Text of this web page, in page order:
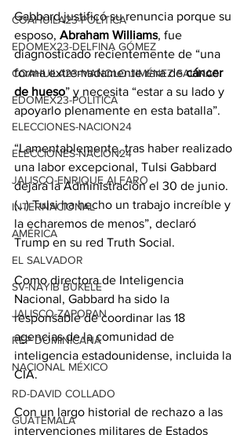
COAHUILA23-POLÍTICA
EDOMEX23-DELFINA GÓMEZ
COAHUILA23-MANOLO JIMÉNEZ SALINAS
EDOMEX23-POLÍTICA
ELECCIONES-NACION24
ELECCIONES-NACION24
JALISCO-ENRIQUE ALFARO
INTERNACIONAL
AMÉRICA
EL SALVADOR
SV-NAYIB BUKELE
JALISCO-ZAPOPAN
REP DOMINICANA
NACIONAL MÉXICO
RD-DAVID COLLADO
GUATEMALA
Gabbard justificó su renuncia porque su
esposo, Abraham Williams, fue
diagnosticado recientemente de “una
forma extremadamente rara de cáncer
de hueso” y necesita “estar a su lado y
apoyarlo plenamente en esta batalla”.
“Lamentablemente, tras haber realizado
una labor excepcional, Tulsi Gabbard
dejará la Administración el 30 de junio.
(…) Tulsi ha hecho un trabajo increíble y
la echaremos de menos”, declaró
Trump en su red Truth Social.
Como directora de Inteligencia
Nacional, Gabbard ha sido la
responsable de coordinar las 18
agencias de la comunidad de
inteligencia estadounidense, incluida la
CIA.
Con un largo historial de rechazo a las
intervenciones militares de Estados